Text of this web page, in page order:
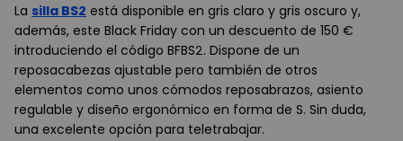
La silla BS2 está disponible en gris claro y gris oscuro y,
además, este Black Friday con un descuento de 150 €
introduciendo el código BFBS2. Dispone de un
reposacabezas ajustable pero también de otros
elementos como unos cómodos reposabrazos, asiento
regulable y diseño ergonómico en forma de S. Sin duda,
una excelente opción para teletrabajar.